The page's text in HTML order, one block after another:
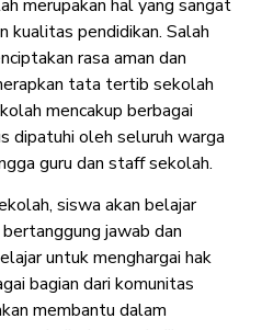
merupakan hal yang sangat
kualitas pendidikan. Salah
rasa aman dan
tata tertib sekolah
mencakup berbagai
dipatuhi oleh seluruh warga
guru dan staff sekolah.
siswa akan belajar
jawab dan
untuk menghargai hak
bagian dari komunitas
membantu dalam